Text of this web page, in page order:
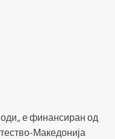
е финансиран од
Македонија